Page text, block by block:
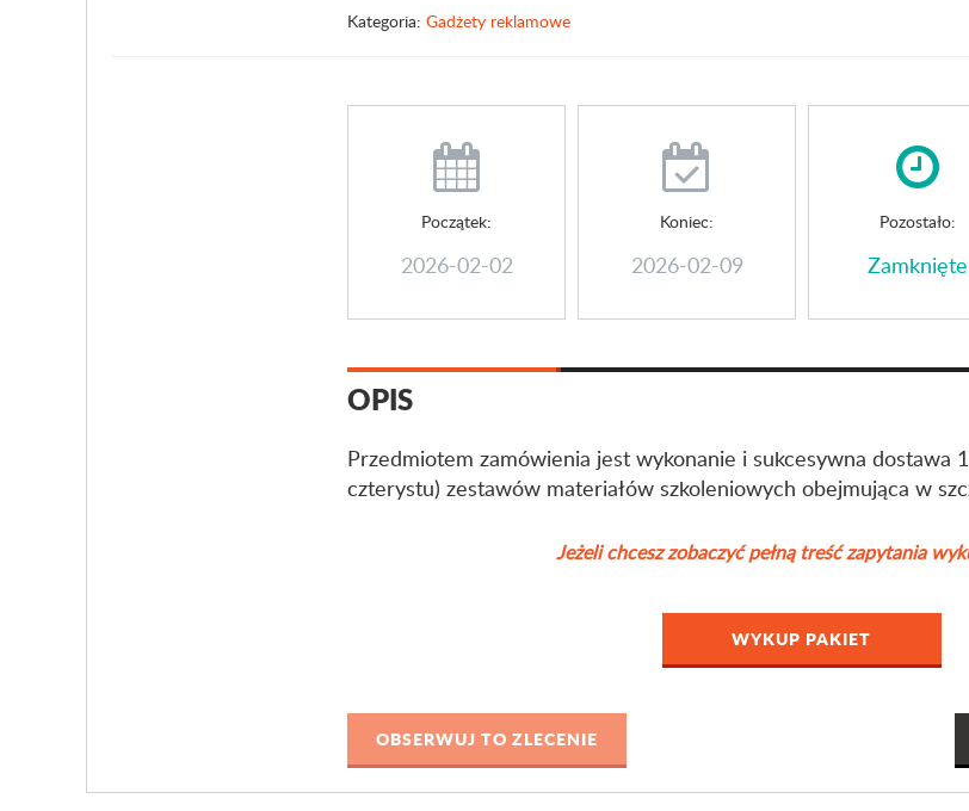
Kategoria: Gadżety reklamowe
Początek:
2026-02-02
Koniec:
2026-02-09
Pozostało:
Zamknięte
OPIS
Przedmiotem zamówienia jest wykonanie i sukcesywna dostawa
czterystu) zestawów materiałów szkoleniowych obejmująca w
Jeżeli chcesz zobaczyć pełną treść zapytania
WYKUP PAKIET